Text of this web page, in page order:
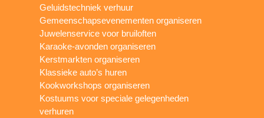
Geluidstechniek verhuur
Gemeenschapsevenementen organiseren
Juwelenservice voor bruiloften
Karaoke-avonden organiseren
Kerstmarkten organiseren
Klassieke auto’s huren
Kookworkshops organiseren
Kostuums voor speciale gelegenheden
verhuren